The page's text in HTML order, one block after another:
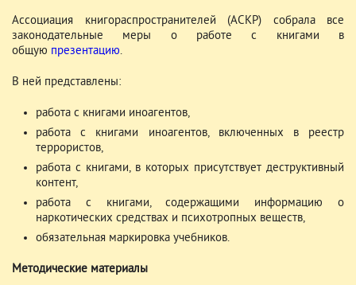
Ассоциация книгораспространителей (АСКР) собрала все
законодательные меры о работе с книгами в
общую презентацию.
В ней представлены:
работа с книгами иноагентов,
работа с книгами иноагентов, включенных в реестр
террористов,
работа с книгами, в которых присутствует деструктивный
контент,
работа с книгами, содержащими информацию о
наркотических средствах и психотропных веществ,
обязательная маркировка учебников.
Методические материалы